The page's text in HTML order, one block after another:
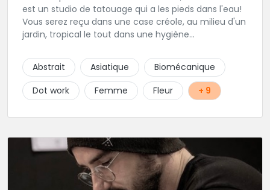
est un studio de tatouage qui a les pieds dans l'eau!
Vous serez reçu dans une case créole, au milieu d'un
jardin, tropical le tout dans une hygiène
choix de bijoux et uniquement dans des matières
biocompatibles! Vous le trouverez à Saint-Gilles les
Bains...les doigts de pieds en éventail...
Abstrait Asiatique
Biomécanique
Dot work
Femme Fleur + 9